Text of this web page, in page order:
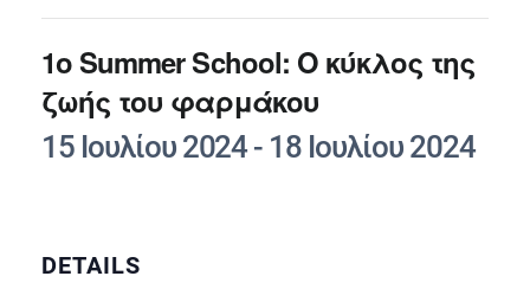
1ο Summer School: Ο κύκλος της
ζωής του φαρμάκου
15 Ιουλίου 2024 - 18 Ιουλίου 2024
DETAILS